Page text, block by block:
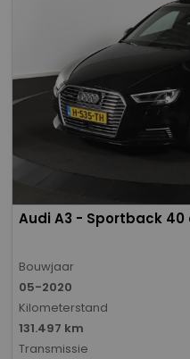
Audi A3 - Sportback
Bouwjaar
05-2020
Kilometerstand
131.497 km
Transmissie